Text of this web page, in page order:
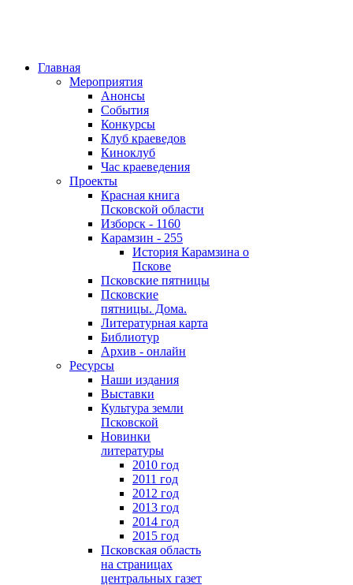
Главная
Мероприятия
Анонсы
События
Конкурсы
Клуб краеведов
Киноклуб
Час краеведения
Проекты
Красная книга
Псковской области
Изборск - 1160
Карамзин - 255
История Карамзина о
Пскове
Псковские пятницы
Псковские
пятницы. Дома.
Литературная карта
Библиотур
Архив - онлайн
Ресурсы
Наши издания
Выставки
Культура земли
Псковской
Новинки
литературы
2010 год
2011 год
2012 год
2013 год
2014 год
2015 год
Псковская область
на страницах
центральных газет